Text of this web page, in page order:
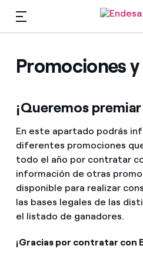
Encuentra la tarifa que
Compara nuestras tarifas
Por cada kWh que
Luz y gas
Servicios
Movilidad
ES
Promociones
¡Queremos
En este apartado podrás
diferentes promociones
todo el año por contratar
información de otras
disponible para realizar
las bases legales de las
el listado de ganadores.
¡Gracias por contratar con